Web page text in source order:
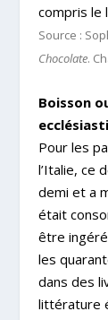
compris le
Source :
Chocolate.
Boisson
Pour les
l’Italie, ce
demi et a
était
être
les
dans des
littérature